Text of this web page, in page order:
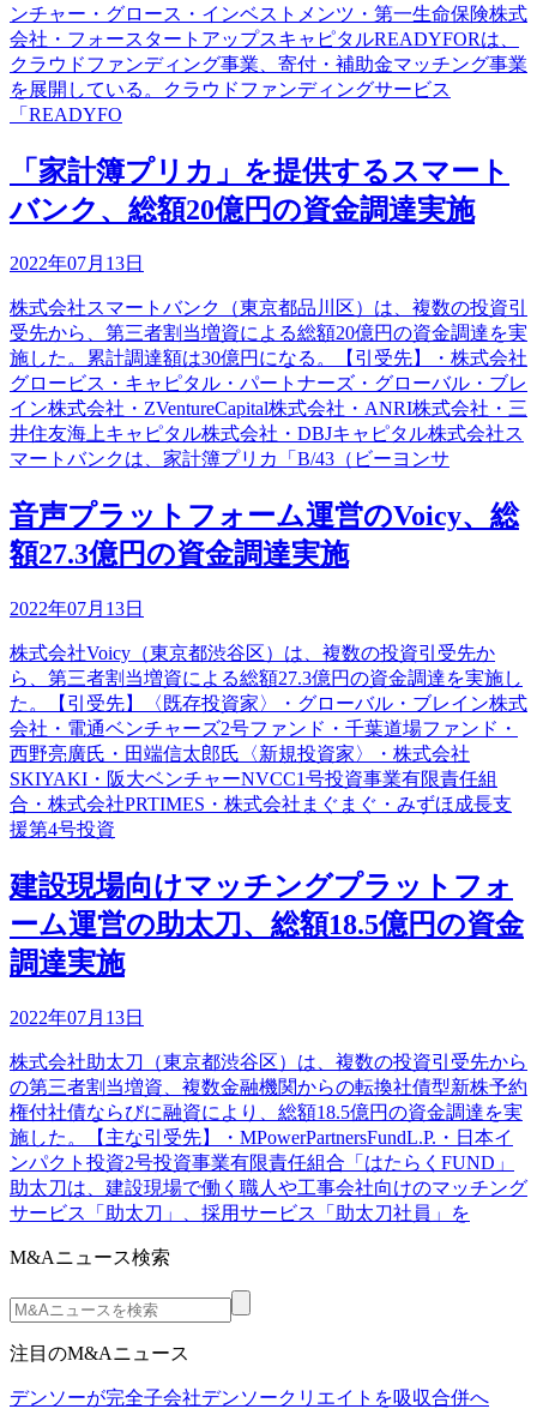
ンチャー・グロース・インベストメンツ・第一生命保険株式
会社・フォースタートアップスキャピタルREADYFORは、
クラウドファンディング事業、寄付・補助金マッチング事業
を展開している。クラウドファンディングサービス
「READYFO
「家計簿プリカ」を提供するスマート
バンク、総額20億円の資金調達実施
2022年07月13日
株式会社スマートバンク（東京都品川区）は、複数の投資引
受先から、第三者割当増資による総額20億円の資金調達を実
施した。累計調達額は30億円になる。【引受先】・株式会社
グロービス・キャピタル・パートナーズ・グローバル・ブレ
イン株式会社・ZVentureCapital株式会社・ANRI株式会社・三
井住友海上キャピタル株式会社・DBJキャピタル株式会社ス
マートバンクは、家計簿プリカ「B/43（ビーヨンサ
音声プラットフォーム運営のVoicy、総
額27.3億円の資金調達実施
2022年07月13日
株式会社Voicy（東京都渋谷区）は、複数の投資引受先か
ら、第三者割当増資による総額27.3億円の資金調達を実施し
た。【引受先】〈既存投資家〉・グローバル・ブレイン株式
会社・電通ベンチャーズ2号ファンド・千葉道場ファンド・
西野亮廣氏・田端信太郎氏〈新規投資家〉・株式会社
SKIYAKI・阪大ベンチャーNVCC1号投資事業有限責任組
合・株式会社PRTIMES・株式会社まぐまぐ・みずほ成長支
援第4号投資
建設現場向けマッチングプラットフォ
ーム運営の助太刀、総額18.5億円の資金
調達実施
2022年07月13日
株式会社助太刀（東京都渋谷区）は、複数の投資引受先から
の第三者割当増資、複数金融機関からの転換社債型新株予約
権付社債ならびに融資により、総額18.5億円の資金調達を実
施した。【主な引受先】・MPowerPartnersFundL.P.・日本イ
ンパクト投資2号投資事業有限責任組合「はたらくFUND」
助太刀は、建設現場で働く職人や工事会社向けのマッチング
サービス「助太刀」、採用サービス「助太刀社員」を
M&Aニュース検索
注目のM&Aニュース
デンソーが完全子会社デンソークリエイトを吸収合併へ